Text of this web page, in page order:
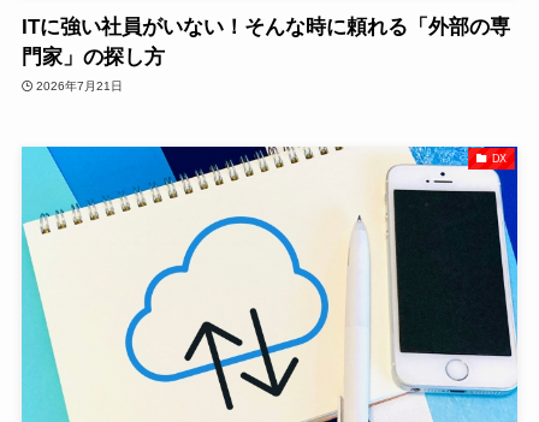
ITに強い社員がいない！そんな時に頼れる「外部の専
門家」の探し方
2026年7月21日
DX